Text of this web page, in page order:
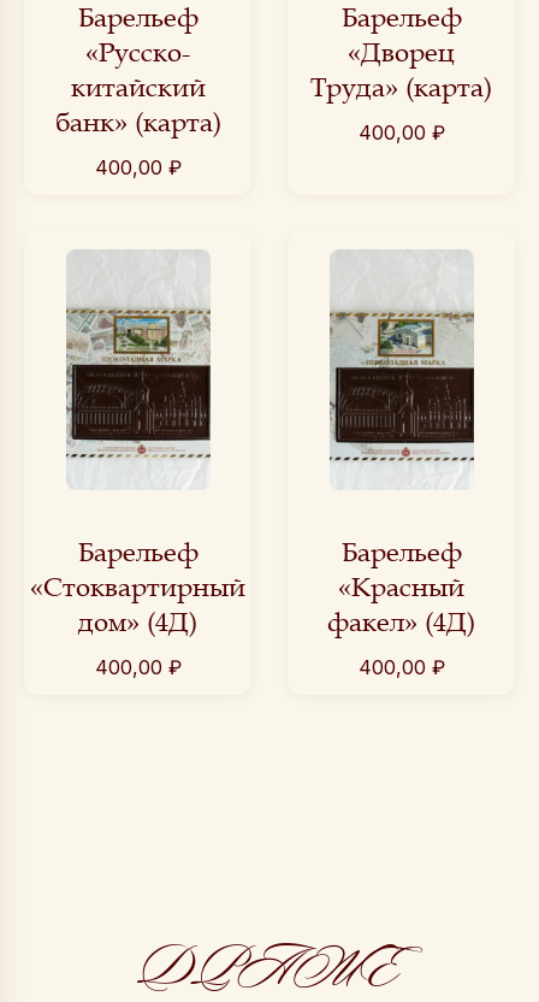
Барельеф
«Русско-
китайский
банк» (карта)
400,00 ₽
Барельеф
«Дворец
Труда» (карта)
400,00 ₽
Барельеф
«Стоквартирный
дом» (4Д)
400,00 ₽
Барельеф
«Красный
факел» (4Д)
400,00 ₽
ДРАЖЕ